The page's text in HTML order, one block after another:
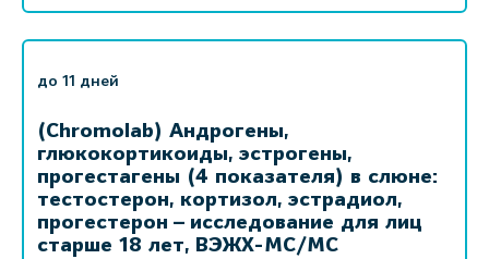
до 11 дней
(Chromolab) Андрогены,
глюкокортикоиды, эстрогены,
прогестагены (4 показателя) в слюне:
тестостерон, кортизол, эстрадиол,
прогестерон – исследование для лиц
старше 18 лет, ВЭЖХ-МС/МС